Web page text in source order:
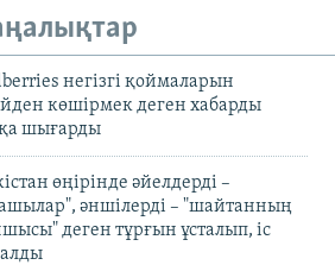
негізгі қоймаларын
көшірмек деген хабарды
шығарды
өңірінде әйелдерді –
әншілерді – "шайтанның
деген тұрғын ұсталып, іс